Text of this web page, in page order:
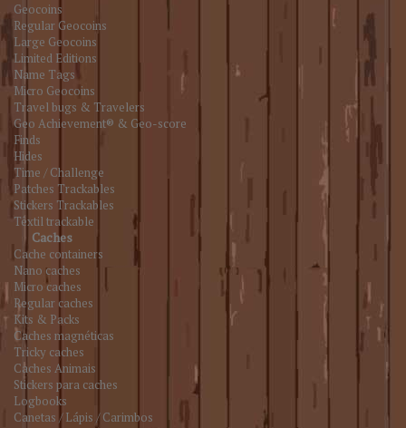
Geocoins
Regular Geocoins
Large Geocoins
Limited Editions
Name Tags
Micro Geocoins
Travel bugs & Travelers
Geo Achievement® & Geo-score
Finds
Hides
Time / Challenge
Patches Trackables
Stickers Trackables
Têxtil trackable
Caches
Cache containers
Nano caches
Micro caches
Regular caches
Kits & Packs
Caches magnéticas
Tricky caches
Caches Animais
Stickers para caches
Logbooks
Canetas / Lápis / Carimbos